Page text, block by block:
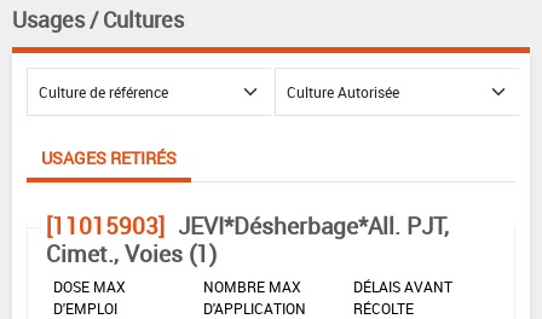
Usages / Cultures
USAGES RETIRÉS
[11015903] JEVI*Désherbage*All. PJT,
Cimet., Voies (1)
DOSE MAX
D'EMPLOI
NOMBRE MAX
D'APPLICATION
DÉLAIS AVANT
RÉCOLTE